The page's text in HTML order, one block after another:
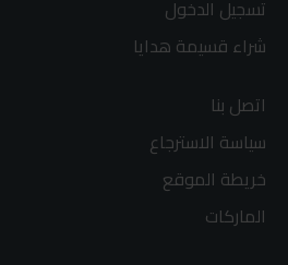
تسجيل الدخول
شراء قسيمة هدايا
اتصل بنا
سياسة الاسترجاع
خريطة الموقع
الماركات